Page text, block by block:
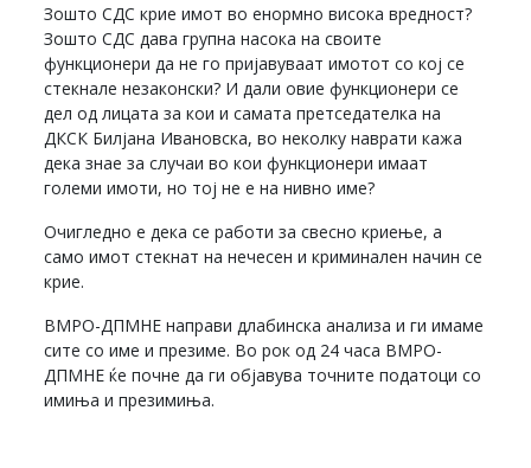
Зошто СДС крие имот во енормно висока вредност?
Зошто СДС дава групна насока на своите
функционери да не го пријавуваат имотот со кој се
стекнале незаконски? И дали овие функционери се
дел од лицата за кои и самата претседателка на
ДКСК Билјана Ивановска, во неколку наврати кажа
дека знае за случаи во кои функционери имаат
големи имоти, но тој не е на нивно име?
Очигледно е дека се работи за свесно криење, а
само имот стекнат на нечесен и криминален начин се
крие.
ВМРО-ДПМНЕ направи длабинска анализа и ги имаме
сите со име и презиме. Во рок од 24 часа ВМРО-
ДПМНЕ ќе почне да ги објавува точните податоци со
имиња и презимиња.